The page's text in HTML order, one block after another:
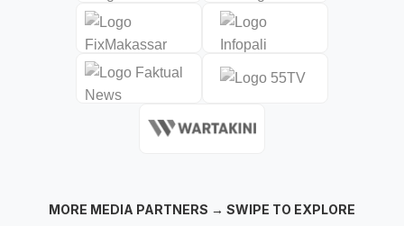
MORE MEDIA PARTNERS → SWIPE TO EXPLORE